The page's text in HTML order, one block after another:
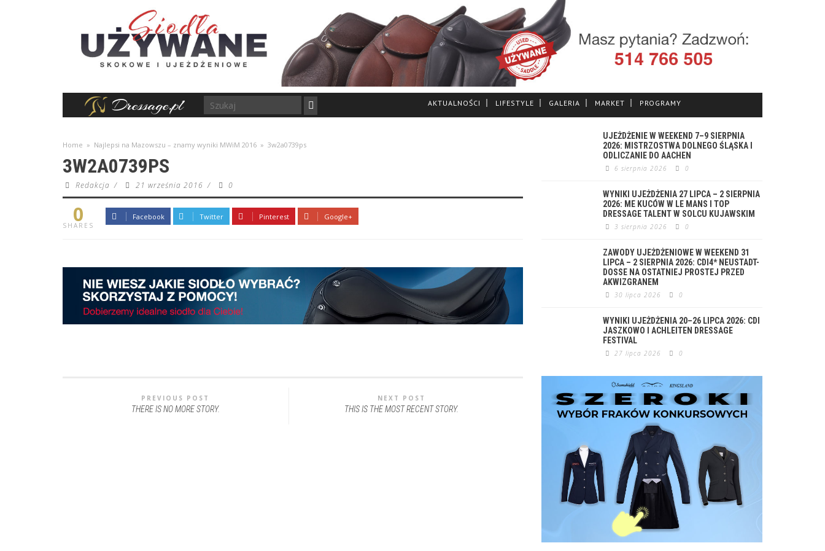
AKTUALNOŚCI LIFESTYLE GALERIA MARKET PROGRAMY
Home » Najlepsi na Mazowszu – znamy wyniki MWiM 2016 » 3w2a0739ps
3W2A0739PS
Redakcja / 21 września 2016 / 0
0
SHARES
Facebook Twitter Pinterest Google+
PREVIOUS POST
THERE IS NO MORE STORY.
NEXT POST
THIS IS THE MOST RECENT STORY.
UJEŻDŻENIE W WEEKEND 7–9 SIERPNIA
2026: MISTRZOSTWA DOLNEGO ŚLĄSKA I
ODLICZANIE DO AACHEN
6 sierpnia 2026 0
WYNIKI UJEŻDŻENIA 27 LIPCA – 2 SIERPNIA
2026: ME KUCÓW W LE MANS I TOP
DRESSAGE TALENT W SOLCU KUJAWSKIM
3 sierpnia 2026 0
ZAWODY UJEŻDŻENIOWE W WEEKEND 31
LIPCA – 2 SIERPNIA 2026: CDI4* NEUSTADT-
DOSSE NA OSTATNIEJ PROSTEJ PRZED
AKWIZGRANEM
30 lipca 2026 0
WYNIKI UJEŻDŻENIA 20–26 LIPCA 2026: CDI
JASZKOWO I ACHLEITEN DRESSAGE
FESTIVAL
27 lipca 2026 0